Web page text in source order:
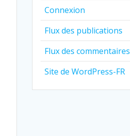
Connexion
Flux des publications
Flux des commentaires
Site de WordPress-FR